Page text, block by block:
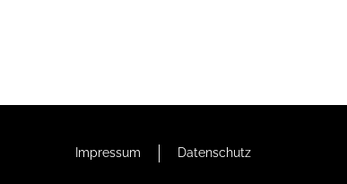
Impressum
Datenschutz